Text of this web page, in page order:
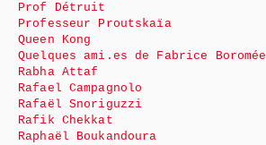
Prof Détruit
Professeur Proutskaïa
Queen Kong
Quelques ami.es de Fabrice Boromée
Rabha Attaf
Rafael Campagnolo
Rafaël Snoriguzzi
Rafik Chekkat
Raphaël Boukandoura